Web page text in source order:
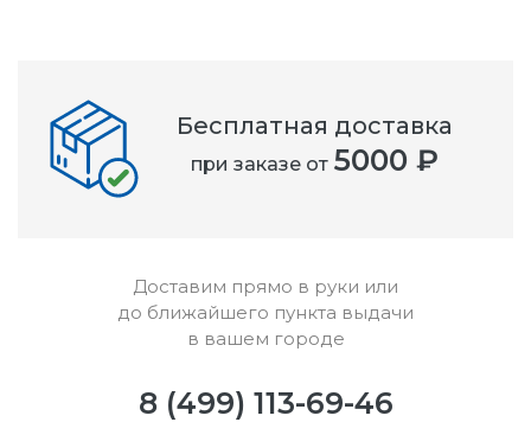
Бесплатная доставка
при заказе от 5000 ₽
Доставим прямо в руки или
до ближайшего пункта выдачи
в вашем городе
8 (499) 113-69-46